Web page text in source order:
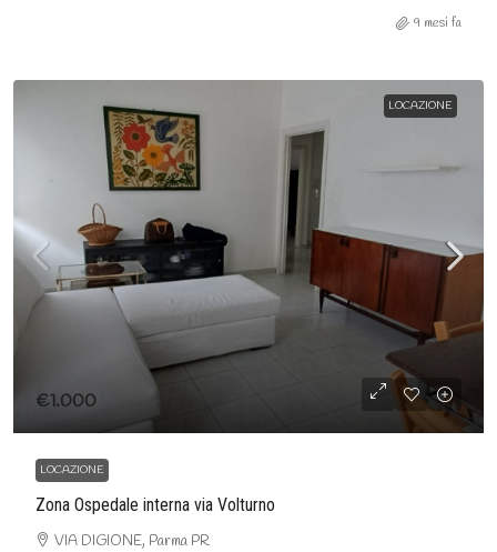
9 mesi fa
LOCAZIONE
€1.000
LOCAZIONE
Zona Ospedale interna via Volturno
VIA DIGIONE, Parma PR